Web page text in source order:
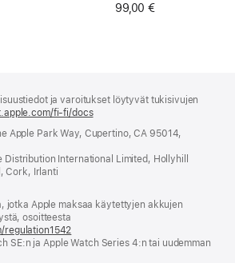
99,00 €
ja varoitukset löytyvät tukisivujen
fi-fi/docs(avautuu
ikkunaan)
Apple Park Way, Cupertino, CA 95014,
Distribution International Limited, Hollyhill
Cork, Irlanti
jotka Apple maksaa käytettyjen akkujen
osoitteesta
regulation1542
uuteen
SE:n ja Apple Watch Series 4:n tai uudemman